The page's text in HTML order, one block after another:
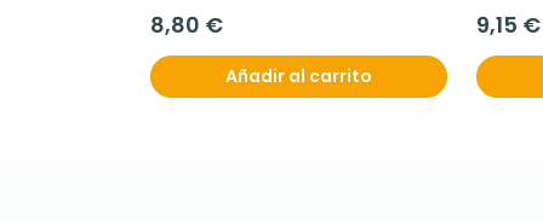
8,80 €
Añadir al carrito
9,15 €